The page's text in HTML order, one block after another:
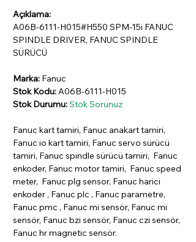
Açıklama:
A06B-6111-H015#H550 SPM-15i FANUC
SPINDLE DRIVER, FANUC SPINDLE
SÜRÜCÜ
Marka: Fanuc
Stok Kodu:A06B-6111-H015
Stok Durumu:Stok Sorunuz
Fanuc kart tamiri, Fanuc anakart tamiri,
Fanuc io kart tamiri, Fanuc servo sürücü
tamiri, Fanuc spindle sürücü tamiri, Fanuc
enkoder, Fanuc motor tamiri, Fanuc speed
meter, Fanuc plg sensor, Fanuc harici
enkoder , Fanuc plc , Fanuc parametre,
Fanuc pmc , Fanuc mi sensör, Fanuc mi
sensör, Fanuc bzi sensör, Fanuc czi sensör,
Fanuc hr magnetic sensör.